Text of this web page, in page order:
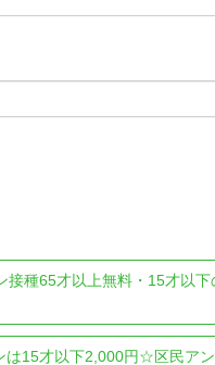
種65才以上無料・15才以
15才以下2,000円☆区民ア